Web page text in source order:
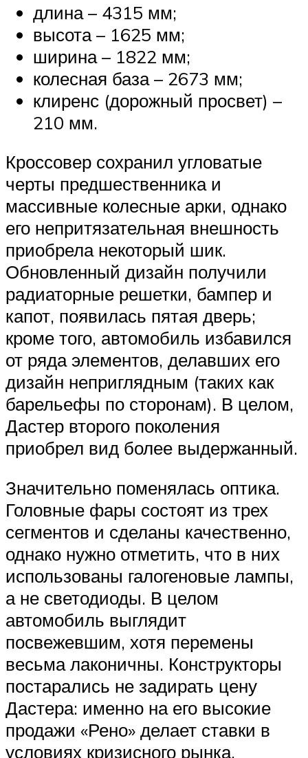
длина – 4315 мм;
высота – 1625 мм;
ширина – 1822 мм;
колесная база – 2673 мм;
клиренс (дорожный просвет) –
210 мм.
Кроссовер сохранил угловатые
черты предшественника и
массивные колесные арки, однако
его непритязательная внешность
приобрела некоторый шик.
Обновленный дизайн получили
радиаторные решетки, бампер и
капот, появилась пятая дверь;
кроме того, автомобиль избавился
от ряда элементов, делавших его
дизайн неприглядным (таких как
барельефы по сторонам). В целом,
Дастер второго поколения
приобрел вид более выдержанный.
Значительно поменялась оптика.
Головные фары состоят из трех
сегментов и сделаны качественно,
однако нужно отметить, что в них
использованы галогеновые лампы,
а не светодиоды. В целом
автомобиль выглядит
посвежевшим, хотя перемены
весьма лаконичны. Конструкторы
постарались не задирать цену
Дастера: именно на его высокие
продажи «Рено» делает ставки в
условиях кризисного рынка,